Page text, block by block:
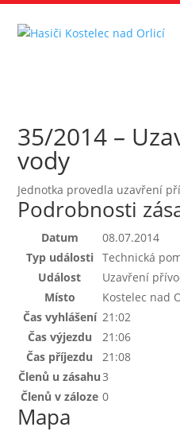
35/2014 –
vody
Jednotka provedla uzavření
Podrobnosti
Datum
08.07.2014
Typ události
Technická
Událost
Uzavření
Místo
Kostelec nad
Čas vyhlášení 21:02
Čas výjezdu
21:06
Čas příjezdu
21:08
Členů u zásahu3
Členů v záloze 0
Mapa